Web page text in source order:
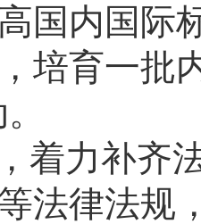
国内国际
培育一批
着力补齐
法律法规